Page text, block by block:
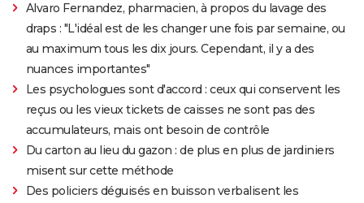
Alvaro Fernandez, pharmacien, à propos du lavage des
draps : "L'idéal est de les changer une fois par semaine, ou
au maximum tous les dix jours. Cependant, il y a des
nuances importantes"
Les psychologues sont d'accord : ceux qui conservent les
reçus ou les vieux tickets de caisses ne sont pas des
accumulateurs, mais ont besoin de contrôle
Du carton au lieu du gazon : de plus en plus de jardiniers
misent sur cette méthode
Des policiers déguisés en buisson verbalisent les